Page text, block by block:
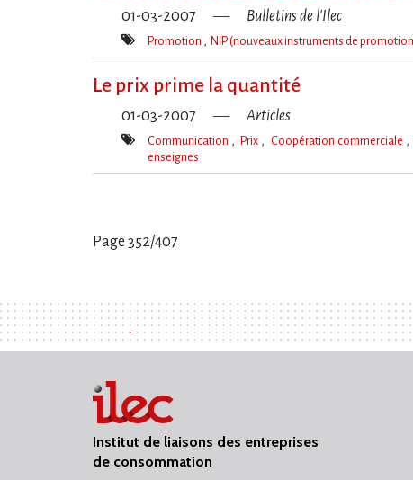
01-03-2007 Bulletins de l'Ilec
Mot(s)-
Promotion NIP (nouveaux instruments de
Le prix prime la quantité
01-03-2007 Articles
Mot(s)-
Communication Prix Coopération commerciale
enseignes
Page 352/407
Institut de liaisons des entreprises
de consommation